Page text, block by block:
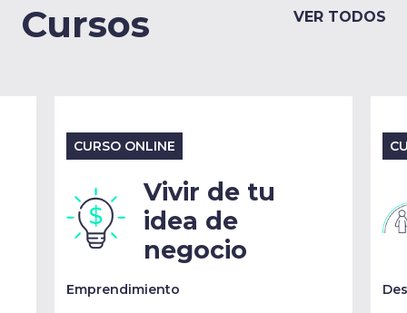
Cursos VER TODOS
CURSO ONLINE
Vivir de tu
idea de
negocio
Emprendimiento